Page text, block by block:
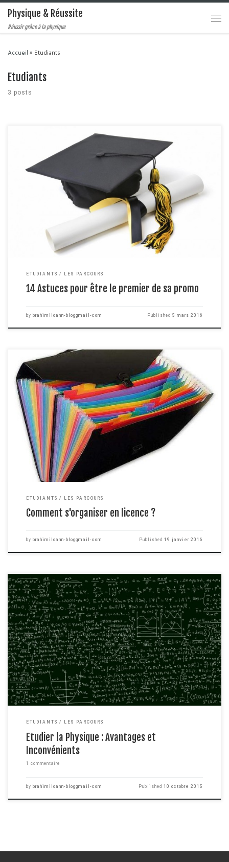
Physique & Réussite
Réussir grâce à la physique
Accueil » Etudiants
Etudiants
3 posts
Le monde est dirigé par la performance et par l'excellence. Et aujourd'hui, si
vous voulez vous en sortir vous devez faire partie des meilleurs. Sachez
que ce n'est pas un don de la nature mais que ça s'apprend. C'est la raison
pour laquelle je vous donne quelques précieux conseils et […]
ETUDIANTS LES PARCOURS
14 Astuces pour être le premier de sa promo
by brahimiloann-bloggmail-com Published5 mars 2016
Pour la grande majorité d'entre nous, le second semestre vient juste de
commencer et c'est l'occasion de parfaire son organisation ou carrément
de la refaire afin de ne pas répéter les erreurs que vous avez pu commettre
au semestre précédent. Ayant déjà quelques années d'études derrière moi,
je pense pouvoir […]
ETUDIANTS LES PARCOURS
Comment s'organiser en licence ?
by brahimiloann-bloggmail-com Published19 janvier 2016
Les études en physique ne sont pas à confondre avec les études en
électronique, informatique, mathématiques ou même mécanique bien que
de nombreuses passerelles existent entre les différentes disciplines.
Lorsque je parle de physique, je parle bien de la science qui a pour objet la
compréhension du monde et son fonctionnement […]
ETUDIANTS LES PARCOURS
Etudier la Physique : Avantages et
Inconvénients
1 commentaire
by brahimiloann-bloggmail-com Published10 octobre 2015